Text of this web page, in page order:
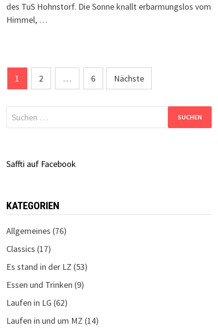
des TuS Hohnstorf. Die Sonne knallt erbarmungslos vom
Himmel, …
Seitennummerierung
der
Beiträge
1 2 … 6 Nächste
Suchen
nach:
Saffti auf Facebook
KATEGORIEN
Allgemeines (76)
Classics (17)
Es stand in der LZ (53)
Essen und Trinken (9)
Laufen in LG (62)
Laufen in und um MZ (14)